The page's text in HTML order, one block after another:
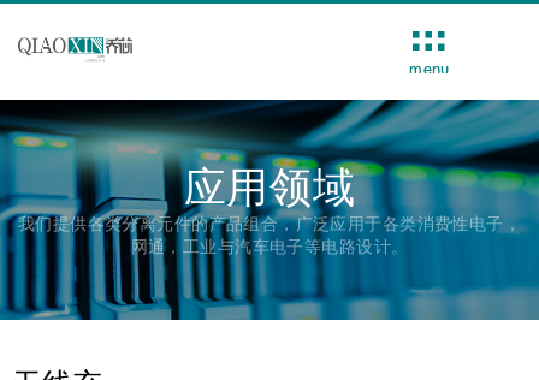
应用领域
我们提供各类分离元件的产品组合，广泛应用于各类消费性电子，
网通，工业与汽车电子等电路设计。